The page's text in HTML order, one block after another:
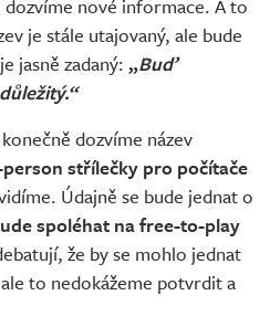
nové informace. A to
je stále utajovaný, ale bude
jasně zadaný: „Buď
dozvíme název
střílečky pro počítače
Údajně se bude jednat o
spoléhat na free-to-play
že by se mohlo jednat
to nedokážeme potvrdit a